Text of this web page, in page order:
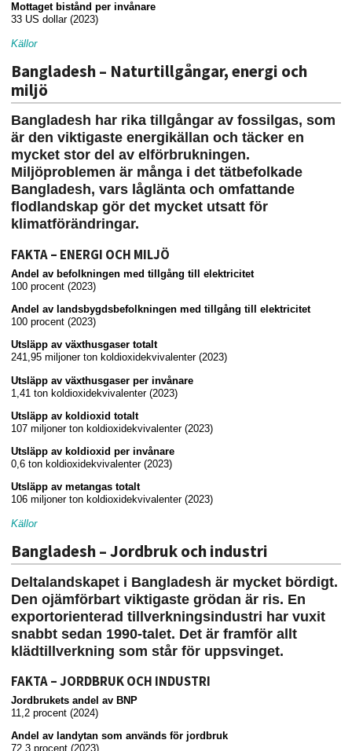
Mottaget bistånd per invånare
33 US dollar (2023)
Källor
Bangladesh – Naturtillgångar, energi och
miljö
Bangladesh har rika tillgångar av fossilgas, som
är den viktigaste energikällan och täcker en
mycket stor del av elförbrukningen.
Miljöproblemen är många i det tätbefolkade
Bangladesh, vars låglänta och omfattande
flodlandskap gör det mycket utsatt för
klimatförändringar.
FAKTA – ENERGI OCH MILJÖ
Andel av befolkningen med tillgång till elektricitet
100 procent (2023)
Andel av landsbygdsbefolkningen med tillgång till elektricitet
100 procent (2023)
Utsläpp av växthusgaser totalt
241,95 miljoner ton koldioxidekvivalenter (2023)
Utsläpp av växthusgaser per invånare
1,41 ton koldioxidekvivalenter (2023)
Utsläpp av koldioxid totalt
107 miljoner ton koldioxidekvivalenter (2023)
Utsläpp av koldioxid per invånare
0,6 ton koldioxidekvivalenter (2023)
Utsläpp av metangas totalt
106 miljoner ton koldioxidekvivalenter (2023)
Källor
Bangladesh – Jordbruk och industri
Deltalandskapet i Bangladesh är mycket bördigt.
Den ojämförbart viktigaste grödan är ris. En
exportorienterad tillverkningsindustri har vuxit
snabbt sedan 1990-talet. Det är framför allt
klädtillverkning som står för uppsvinget.
FAKTA – JORDBRUK OCH INDUSTRI
Jordbrukets andel av BNP
11,2 procent (2024)
Andel av landytan som används för jordbruk
72,3 procent (2023)